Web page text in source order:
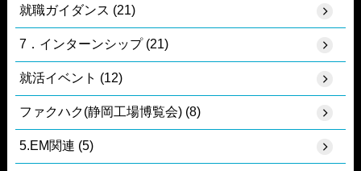
就職ガイダンス (21)
7．インターンシップ (21)
就活イベント (12)
ファクハク(静岡工場博覧会) (8)
5.EM関連 (5)